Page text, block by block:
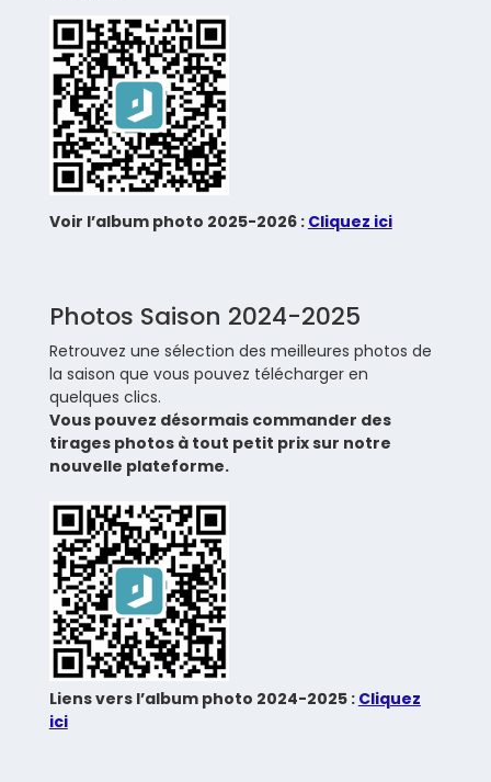
Voir l’album photo 2025-2026 : Cliquez ici
Photos Saison 2024-2025
Retrouvez une sélection des meilleures photos de
la saison que vous pouvez télécharger en
quelques clics.
Vous pouvez désormais commander des
tirages photos à tout petit prix sur notre
nouvelle plateforme.
Liens vers l’album photo 2024-2025 : Cliquez
ici